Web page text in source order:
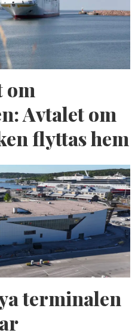
om
Avtalet om
flyttas hem
terminalen